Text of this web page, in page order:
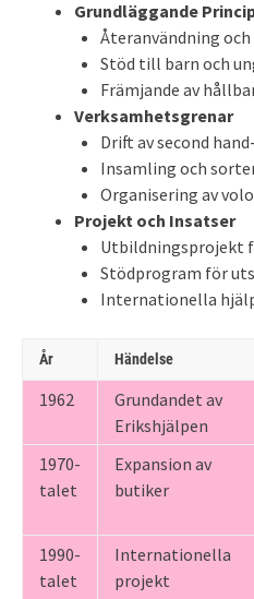
Grundläggande
Återanvändning
Stöd till barn och
Främjande av
Verksamhetsgrenar
Drift av second
Insamling och
Organisering av
Projekt och Insatser
Utbildningsprojekt
Stödprogram för
Internationella
År Händelse
1962
Grundandet av
Erikshjälpen
1970-
talet
Expansion av
butiker
1990-
talet
Internationella
projekt